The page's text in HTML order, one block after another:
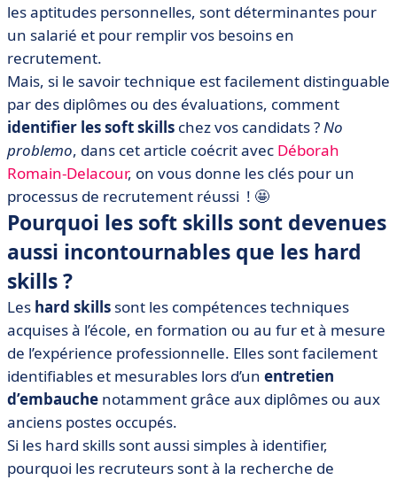
• Alors, maîtrisez-vous les soft skills incontournables
en entreprise ?
les aptitudes personnelles, sont déterminantes pour
un salarié et pour remplir vos besoins en
recrutement.
Mais, si le savoir technique est facilement distinguable
par des diplômes ou des évaluations, comment
identifier les soft skills chez vos candidats ?No
problemo, dans cet article coécritavec Déborah
Romain-Delacour, on vous donne les clés pour un
processus de recrutement réussi ! 🤩
Pourquoi les soft skills sont devenues
aussi incontournables que les hard
skills ?
Les hard skills sont les compétences techniques
acquises à l’école, en formation ou au fur et à mesure
de l’expérience professionnelle. Elles sont facilement
identifiables et mesurables lors d’un entretien
d’embauche notamment grâce aux diplômes ou aux
anciens postes occupés.
Si les hard skills sont aussi simples à identifier,
pourquoi les recruteurs sont à la recherche de